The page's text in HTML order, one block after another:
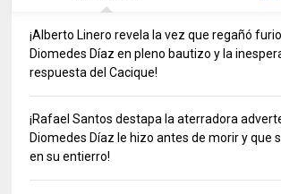
¡Alberto Linero revela la vez que regañó
Diomedes Díaz en pleno bautizo y la
respuesta del Cacique!
¡Rafael Santos destapa la aterradora
Diomedes Díaz le hizo antes de morir y que
en su entierro!